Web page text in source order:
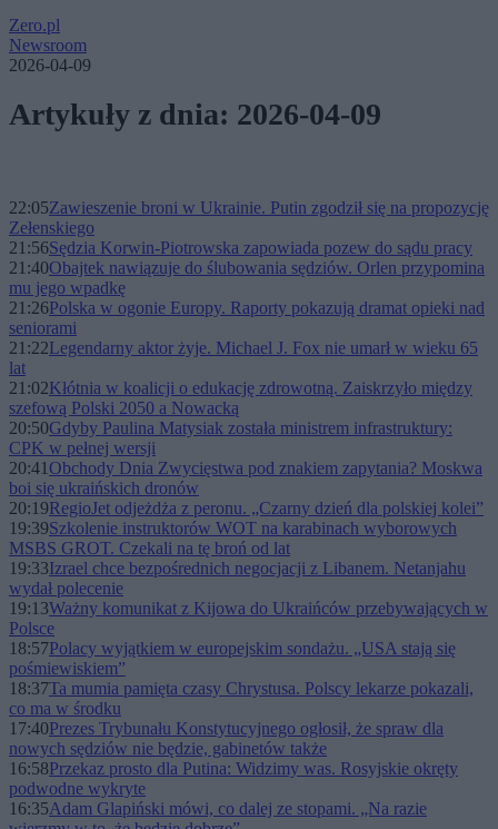
Zero.pl
Newsroom
2026-04-09
Artykuły z dnia: 2026-04-09
22:05Zawieszenie broni w Ukrainie. Putin zgodził się na propozycję
Zełenskiego
21:56Sędzia Korwin-Piotrowska zapowiada pozew do sądu pracy
21:40Obajtek nawiązuje do ślubowania sędziów. Orlen przypomina
mu jego wpadkę
21:26Polska w ogonie Europy. Raporty pokazują dramat opieki nad
seniorami
21:22Legendarny aktor żyje. Michael J. Fox nie umarł w wieku 65
lat
21:02Kłótnia w koalicji o edukację zdrowotną. Zaiskrzyło między
szefową Polski 2050 a Nowacką
20:50Gdyby Paulina Matysiak została ministrem infrastruktury:
CPK w pełnej wersji
20:41 Obchody Dnia Zwycięstwa pod znakiem zapytania? Moskwa
boi się ukraińskich dronów
20:19RegioJet odjeżdża z peronu. „Czarny dzień dla polskiej kolei”
19:39Szkolenie instruktorów WOT na karabinach wyborowych
MSBS GROT. Czekali na tę broń od lat
19:33Izrael chce bezpośrednich negocjacji z Libanem. Netanjahu
wydał polecenie
19:13Ważny komunikat z Kijowa do Ukraińców przebywających w
Polsce
18:57Polacy wyjątkiem w europejskim sondażu. „USA stają się
pośmiewiskiem”
18:37Ta mumia pamięta czasy Chrystusa. Polscy lekarze pokazali,
co ma w środku
17:40Prezes Trybunału Konstytucyjnego ogłosił, że spraw dla
nowych sędziów nie będzie, gabinetów także
16:58Przekaz prosto dla Putina: Widzimy was. Rosyjskie okręty
podwodne wykryte
16:35Adam Glapiński mówi, co dalej ze stopami. „Na razie